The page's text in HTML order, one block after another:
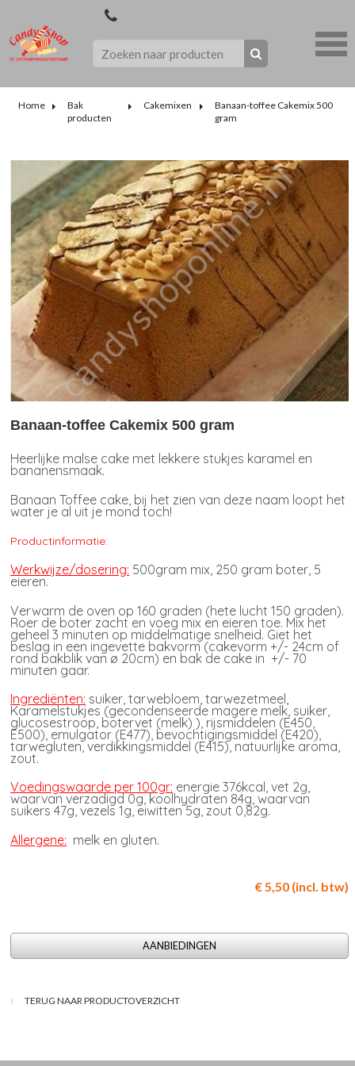
Home
Bak
producten
Cakemixen
Banaan-toffee Cakemix 500
gram
Banaan-toffee Cakemix 500 gram
Heerlijke malse cake met lekkere stukjes karamel en
bananensmaak.
Banaan Toffee cake, bij het zien van deze naam loopt het
water je al uit je mond toch!
Productinformatie:
Werkwijze/dosering: 500gram mix, 250 gram boter, 5
eieren.
Verwarm de oven op 160 graden (hete lucht 150 graden).
Roer de boter zacht en voeg mix en eieren toe. Mix het
geheel 3 minuten op middelmatige snelheid. Giet het
beslag in een ingevette bakvorm (cakevorm +/- 24cm of
rond bakblik van ø 20cm) en bak de cake in +/- 70
minuten gaar.
Ingrediënten: suiker, tarwebloem, tarwezetmeel,
Karamelstukjes (gecondenseerde magere melk, suiker,
glucosestroop, botervet (melk) ), rijsmiddelen (E450,
E500), emulgator (E477), bevochtigingsmiddel (E420),
tarwegluten, verdikkingsmiddel (E415), natuurlijke aroma,
zout.
Voedingswaarde per 100gr: energie 376kcal, vet 2g,
waarvan verzadigd 0g, koolhydraten 84g, waarvan
suikers 47g, vezels 1g, eiwitten 5g, zout 0,82g.
Allergene: melk en gluten.
€ 5,50 (incl. btw)
AANBIEDINGEN
TERUG NAAR PRODUCTOVERZICHT